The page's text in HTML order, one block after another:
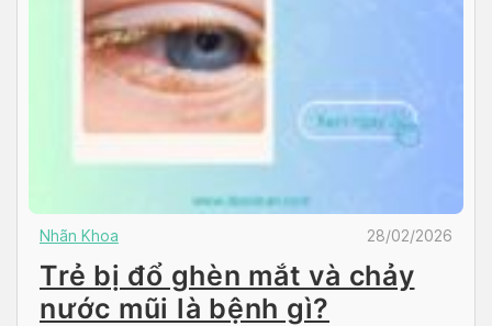
Nhãn Khoa 28/02/2026
Trẻ bị đổ ghèn mắt và chảy
nước mũi là bệnh gì?